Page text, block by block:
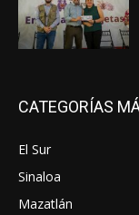
CATEGORÍAS
El Sur
Sinaloa
Mazatlán